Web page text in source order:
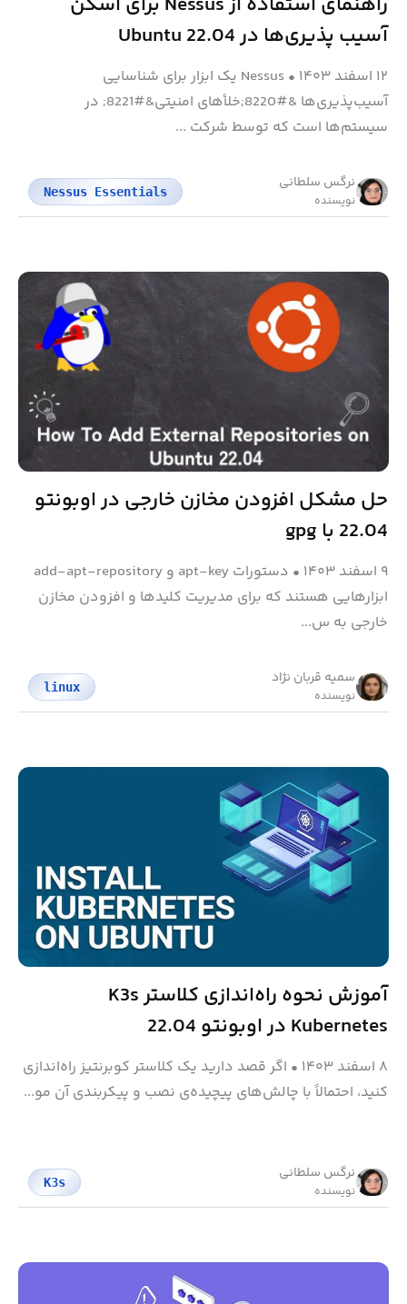
آسیب‌ پذیری‌ها در Ubuntu 22.04
۱۲ اسفند ۱۴۰۳ •
Nessus یک ابزار برای شناسایی
آسیب‌پذیری‌ها &#8220;خلأهای امنیتی&#8221; در
سیستم‌ها است که توسط شرکت ...
نرگس سلطانی
نویسنده
Nessus Essentials
حل مشکل افزودن مخازن خارجی در اوبونتو
22.04 با gpg
۹ اسفند ۱۴۰۳ •
دستورات apt-key و add-apt-repository
ابزارهایی هستند که برای مدیریت کلیدها و افزودن مخازن
خارجی به س...
سمیه قربان نژاد
نویسنده
linux
آموزش نحوه راه‌اندازی کلاستر K3s
Kubernetes در اوبونتو 22.04
۸ اسفند ۱۴۰۳ • اگر قصد دارید یک کلاستر کوبرنتیز راه‌اندازی
کنید، احتمالاً با چالش‌های پیچیده‌ی نصب و پیکربندی آن مو...
نرگس سلطانی
نویسنده
K3s